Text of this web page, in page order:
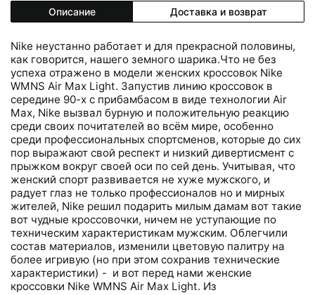
Описание Доставка и возврат
Nike неустанно работает и для прекрасной половины,
как говорится, нашего земного шарика.Что не без
успеха отражено в модели женских кроссовок Nike
WMNS Air Max Light. Запустив линию кроссовок в
середине 90-х с прибамбасом в виде технологии Air
Max, Nike вызвал бурную и положительную реакцию
среди своих почитателей во всём мире, особенно
среди профессиональных спортсменов, которые до сих
пор выражают свой респект и низкий дивертисмент с
прыжком вокруг своей оси по сей день. Учитывая, что
женский спорт развивается не хуже мужского, и
радует глаз не только профессионалов но и мирных
жителей, Nike решил подарить милым дамам вот такие
вот чудные кроссовочки, ничем не уступающие по
техническим характеристикам мужским. Облегчили
состав материалов, изменили цветовую палитру на
более игривую (но при этом сохранив технические
характеристики) - и вот перед нами женские
кроссовки Nike WMNS Air Max Light. Из